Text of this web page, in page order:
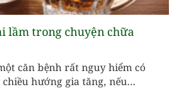
lầm trong chuyện chữa
căn bệnh rất nguy hiểm có
hướng gia tăng, nếu